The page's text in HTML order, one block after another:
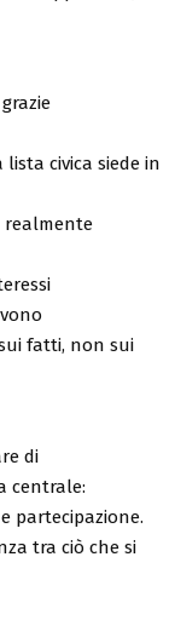
lista civica siede in
realmente
fatti, non sui
di
centrale:
partecipazione.
tra ciò che si